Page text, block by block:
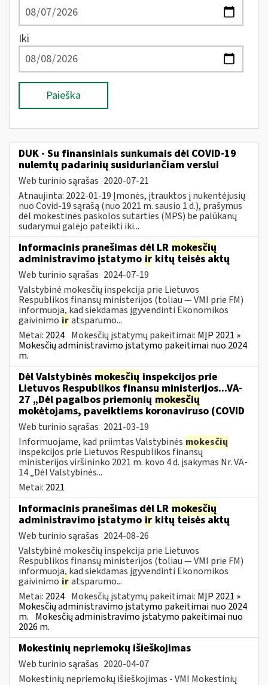
Iki
Paieška
DUK - Su finansiniais sunkumais dėl COVID-19
nulemtų padarinių susiduriančiam verslui
Web turinio sąrašas 2020-07-21
Atnaujinta: 2022-01-19 Įmonės, įtrauktos į nukentėjusių
nuo Covid-19 sąrašą (nuo 2021 m. sausio 1 d.), prašymus
dėl mokestinės paskolos sutarties (MPS) be palūkanų
sudarymui galėjo pateikti iki...
Informacinis pranešimas dėl LR mokesčių
administravimo įstatymo ir kitų teisės aktų
Web turinio sąrašas 2024-07-19
Valstybinė mokesčių inspekcija prie Lietuvos
Respublikos finansų ministerijos (toliau — VMI prie FM)
informuoja, kad siekdamas įgyvendinti Ekonomikos
gaivinimo iratsparumo...
Metai: 2024 Mokesčių įstatymų pakeitimai: MĮP 2021 »
Mokesčių administravimo įstatymo pakeitimai nuo 2024
m.
Dėl Valstybinės mokesčių inspekcijos prie
Lietuvos Respublikos finansų ministerijos...VA-
27 „Dėl pagalbos priemonių mokesčių
mokėtojams, paveiktiems koronaviruso (COVID
Web turinio sąrašas 2021-03-19
Informuojame, kad priimtas Valstybinės mokesčių
inspekcijos prie Lietuvos Respublikos finansų
ministerijos viršininko 2021 m. kovo 4 d. įsakymas Nr. VA-
14 „Dėl Valstybinės...
Metai: 2021
Informacinis pranešimas dėl LR mokesčių
administravimo įstatymo ir kitų teisės aktų
Web turinio sąrašas 2024-08-26
Valstybinė mokesčių inspekcija prie Lietuvos
Respublikos finansų ministerijos (toliau — VMI prie FM)
informuoja, kad siekdamas įgyvendinti Ekonomikos
gaivinimo iratsparumo...
Metai: 2024 Mokesčių įstatymų pakeitimai: MĮP 2021 »
Mokesčių administravimo įstatymo pakeitimai nuo 2024
m. Mokesčių administravimo įstatymo pakeitimai nuo
2026 m.
Mokestinių nepriemokų išieškojimas
Web turinio sąrašas 2020-04-07
Mokestinių nepriemokų išieškojimas - VMI Mokestinių